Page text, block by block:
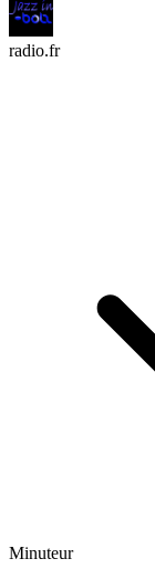
radio.fr
Minuteur